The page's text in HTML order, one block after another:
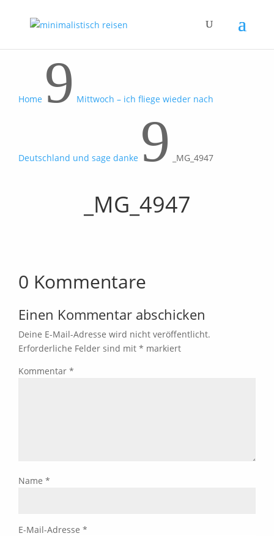
Home 9 Mittwoch – ich fliege wieder nach
Deutschland und sage danke 9 _MG_4947
_MG_4947
0 Kommentare
Einen Kommentar abschicken
Deine E-Mail-Adresse wird nicht veröffentlicht.
Erforderliche Felder sind mit * markiert
Kommentar *
Name *
E-Mail-Adresse *